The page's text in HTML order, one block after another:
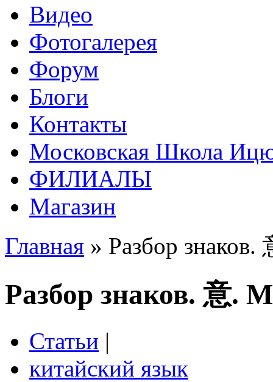
Видео
Фотогалерея
Форум
Блоги
Контакты
Московская Школа
ФИЛИАЛЫ
Магазин
Главная » Разбор
Разбор знаков. 意.
Статьи |
китайский язык